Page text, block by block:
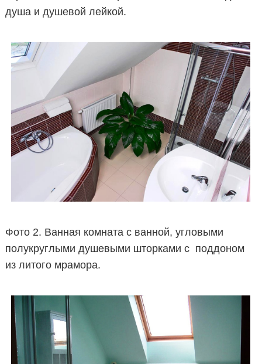
душа и душевой лейкой.
Фото 2. Ванная комната с ванной, угловыми
полукруглыми душевыми шторками с поддоном
из литого мрамора.